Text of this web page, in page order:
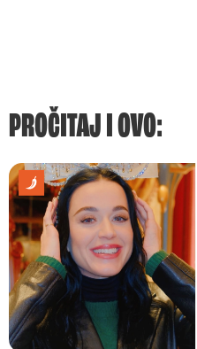
PROČITAJ I OVO: